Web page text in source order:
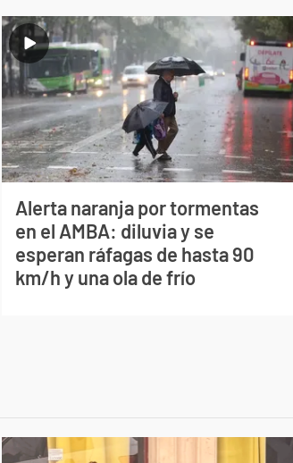
Alerta naranja por tormentas
en el AMBA: diluvia y se
esperan ráfagas de hasta 90
km/h y una ola de frío